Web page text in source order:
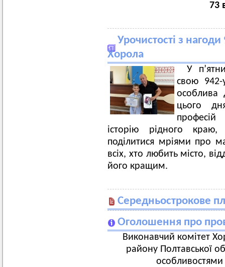
73
Урочистості з
Хорола
У
свою 942-
особлива
цього
історію рідного
поділитися мріями про
всіх, хто любить місто,
його кращим.
Середньострокове
Оголошення про
Виконавчий комітет
району Полтавської
особливостями